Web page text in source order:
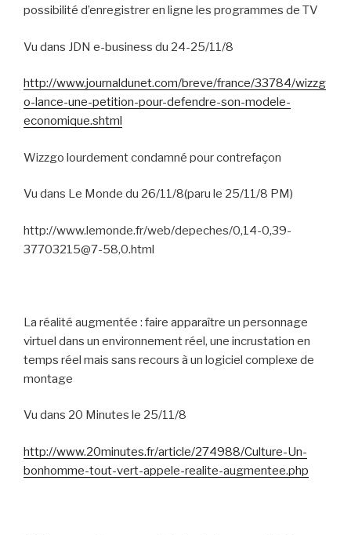
possibilité d’enregistrer en ligne les programmes de TV
Vu dans JDN e-business du 24-25/11/8
http://www.journaldunet.com/breve/france/33784/wizzg
o-lance-une-petition-pour-defendre-son-modele-
economique.shtml
Wizzgo lourdement condamné pour contrefaçon
Vu dans Le Monde du 26/11/8(paru le 25/11/8 PM)
http://www.lemonde.fr/web/depeches/0,14-0,39-
37703215@7-58,0.html
La réalité augmentée : faire apparaître un personnage
virtuel dans un environnement réel, une incrustation en
temps réel mais sans recours à un logiciel complexe de
montage
Vu dans 20 Minutes le 25/11/8
http://www.20minutes.fr/article/274988/Culture-Un-
bonhomme-tout-vert-appele-realite-augmentee.php